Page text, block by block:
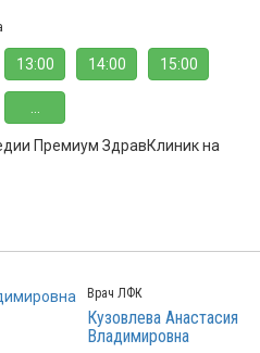
13:00 14:00 15:00
Премиум ЗдравКлиник на
Врач ЛФК
Кузовлева Анастасия
Владимировна